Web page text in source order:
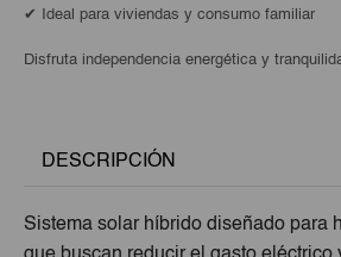
✔ Ideal para viviendas y consumo familiar
Disfruta independencia energética y
DESCRIPCIÓN
Sistema solar híbrido diseñado para